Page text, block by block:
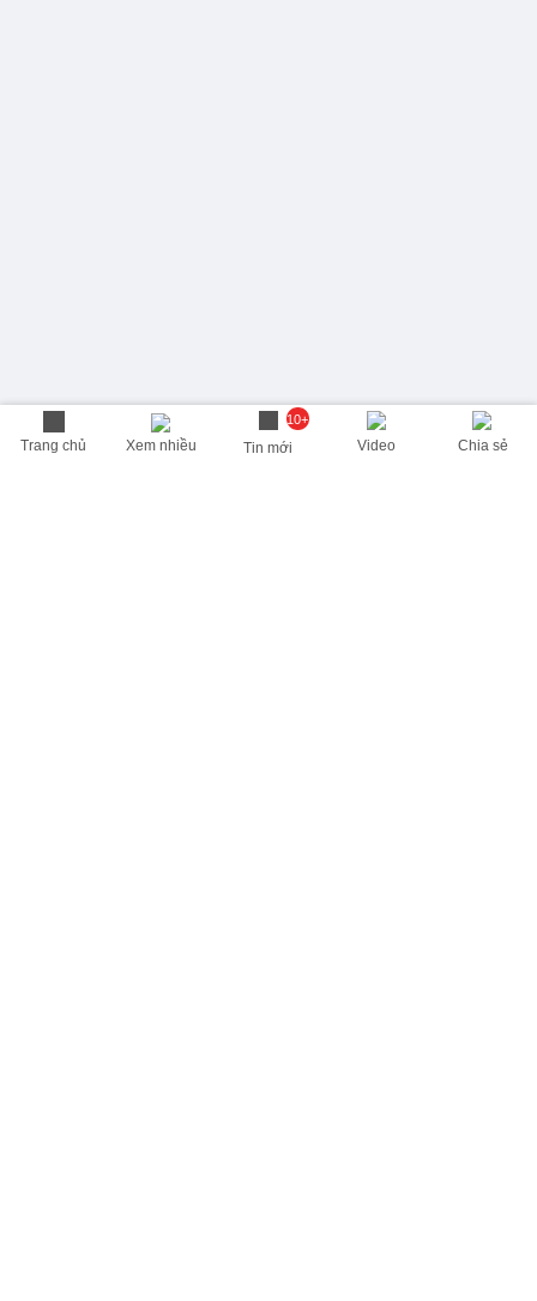
Trang chủ Xem nhiều
10+
Tin mới Video Chia sẻ